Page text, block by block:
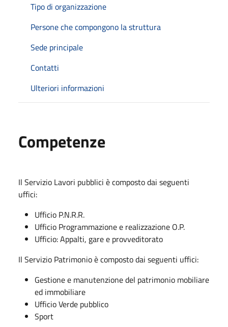
Tipo di organizzazione
Persone che compongono la struttura
Sede principale
Contatti
Ulteriori informazioni
Competenze
Il Servizio Lavori pubblici è composto dai seguenti
uffici:
Ufficio P.N.R.R.
Ufficio Programmazione e realizzazione O.P.
Ufficio: Appalti, gare e provveditorato
Il Servizio Patrimonio è composto dai seguenti uffici:
Gestione e manutenzione del patrimonio mobiliare
ed immobiliare
Ufficio Verde pubblico
Sport